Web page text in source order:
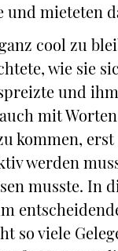
und mieteten
cool zu
wie sie
und
mit
kommen,
werden
musste. In
so viele